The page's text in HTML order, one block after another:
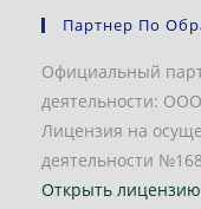
Партнер По
Официальный
деятельности:
Лицензия на
деятельности
Открыть лицензию